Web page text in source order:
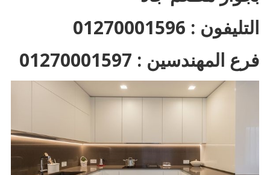
التليفون : 01270001596
فرع المهندسين : 01270001597